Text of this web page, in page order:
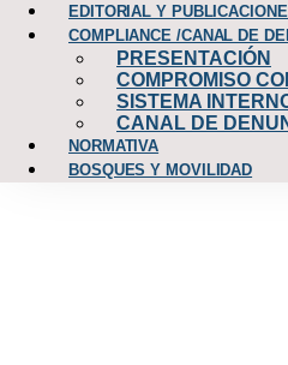
EDITORIAL Y
COMPLIANCE /CANAL DE
PRESENTACIÓN
COMPROMISO
SISTEMA
CANAL DE
NORMATIVA
BOSQUES Y MOVILIDAD